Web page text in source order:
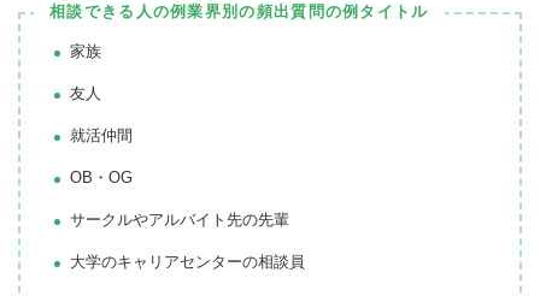
相談できる人の例業界別の頻出質問の例タイトル
家族
友人
就活仲間
OB・OG
サークルやアルバイト先の先輩
大学のキャリアセンターの相談員